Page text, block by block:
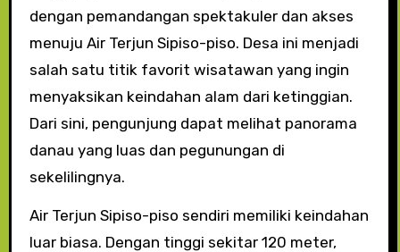
dengan pemandangan spektakuler dan akses
menuju Air Terjun Sipiso-piso. Desa ini menjadi
salah satu titik favorit wisatawan yang ingin
menyaksikan keindahan alam dari ketinggian.
Dari sini, pengunjung dapat melihat panorama
danau yang luas dan pegunungan di
sekelilingnya.
Air Terjun Sipiso-piso sendiri memiliki keindahan
luar biasa. Dengan tinggi sekitar 120 meter,